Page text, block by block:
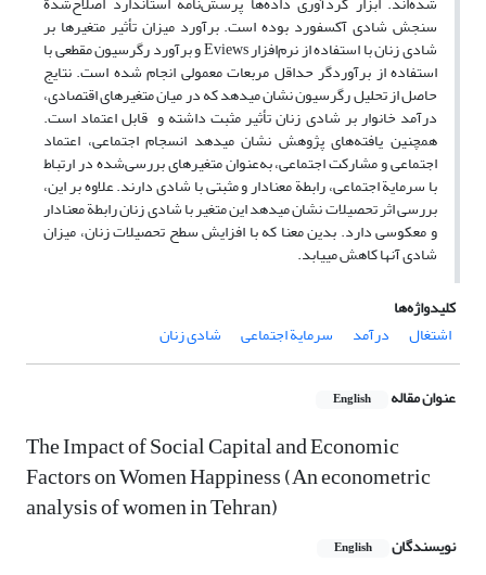
سنجش شادی آکسفورد بوده است. برآورد میزان تأثیر متغیرها بر
شادی زنان با استفاده از نرم‌افزار Eviews و برآورد رگرسیون مقطعی با
استفاده از برآوردگر حداقل مربعات معمولی انجام شده است. نتایج
حاصل از تحلیل رگرسیون نشان می‏دهد که در میان متغیرهای اقتصادی،
درآمد خانوار بر شادی زنان تأثیر مثبت داشته و قابل اعتماد است.
همچنین یافته‌های پژوهش نشان می‏دهد انسجام اجتماعی، اعتماد
اجتماعی و مشارکت اجتماعی، به‌عنوان متغیرهای بررسی‌شده در ارتباط
با سرمایة اجتماعی، رابطة معنادار و مثبتی با شادی دارند. علاوه بر این،
بررسی اثر تحصیلات نشان می‏دهد این متغیر با شادی زنان رابطة معنادار
و معکوسی دارد. بدین معنا که با افزایش سطح تحصیلات زنان، میزان
شادی آن‏ها کاهش می‏یابد.
کلیدواژه‌ها
اشتغال
درآمد سرمایة اجتماعی شادی زنان
عنوان مقاله English
The Impact of Social Capital and Economic
Factors on Women Happiness (An econometric
analysis of women in Tehran)
نویسندگان English